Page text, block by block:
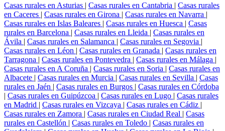
Casas rurales en Asturias | Casas rurales en Cantabria | Casas rurales
en Caceres | Casas rurales en Girona | Casas rurales en Navarra |
Casas rurales en Islas Baleares | Casas rurales en Huesca | Casas
rurales en Barcelona | Casas rurales en Lleida | Casas rurales en
Ávila | Casas rurales en Salamanca | Casas rurales en Segovia |
Casas rurales en Léon | Casas rurales en Granada | Casas rurales en
Tarragona | Casas rurales en Pontevedra | Casas rurales en Málaga |
Casas rurales en A Coruña | Casas rurales en Soria | Casas rurales en
Albacete | Casas rurales en Murcia | Casas rurales en Sevilla | Casas
rurales en Jaén | Casas rurales en Burgos | Casas rurales en Córdoba
| Casas rurales en Guipúzcoa | Casas rurales en Lugo | Casas rurales
en Madrid | Casas rurales en Vizcaya | Casas rurales en Cádiz |
Casas rurales en Zamora | Casas rurales en Ciudad Real | Casas
rurales en Castellón | Casas rurales en Toledo | Casas rurales en